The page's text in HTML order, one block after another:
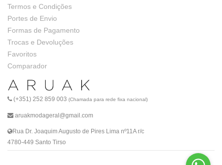
Termos e Condições
Portes de Envio
Formas de Pagamento
Trocas e Devoluções
Favoritos
Comparador
(+351) 252 859 003 (Chamada para rede fixa nacional)
aruakmodageral@gmail.com
Rua Dr. Joaquim Augusto de Pires Lima nº11A r/c
4780-449 Santo Tirso